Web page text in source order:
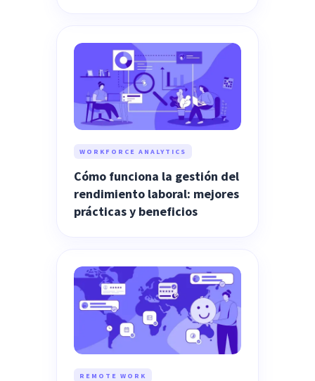
WORKFORCE ANALYTICS
Cómo funciona la gestión del
rendimiento laboral: mejores
prácticas y beneficios
REMOTE WORK